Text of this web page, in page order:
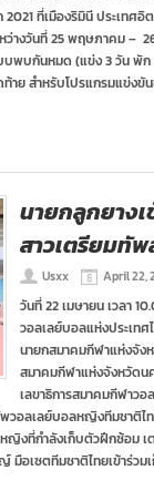
2021 ที่เมืองริมินี ประเทศ
ว่างวันที่ 25 พฤษภาคม –
พบกันหมด (แข่ง 3 วัน พัก
าย สำหรับโปรแกรมแข่งขั
นายกลูกยางเ
สาวเตรียมทัพ
Usxx April 22,
วันที่ 22 เมษายน เวลา
วอลเลย์บอลแห่งประเท
นายกสมาคมกีฬาแห่งจัง
สมาคมกีฬาแห่งจังหวัดน
เลขาธิการสมาคมกีฬาว
ลเลย์บอลหญิงทีมชาติไท
ญิงที่กำลังเก็บตัวฝึกซ้อม
อเซตทีมชาติไทยเข้าร่ว